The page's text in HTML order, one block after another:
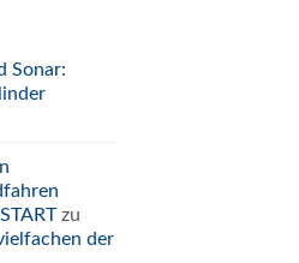
Sonar:
zu
der